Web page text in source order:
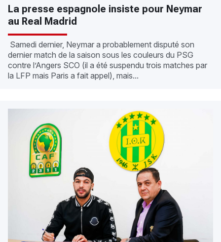
La presse espagnole insiste pour Neymar
au Real Madrid
Samedi dernier, Neymar a probablement disputé son
dernier match de la saison sous les couleurs du PSG
contre l’Angers SCO (il a été suspendu trois matches par
la LFP mais Paris a fait appel), mais...